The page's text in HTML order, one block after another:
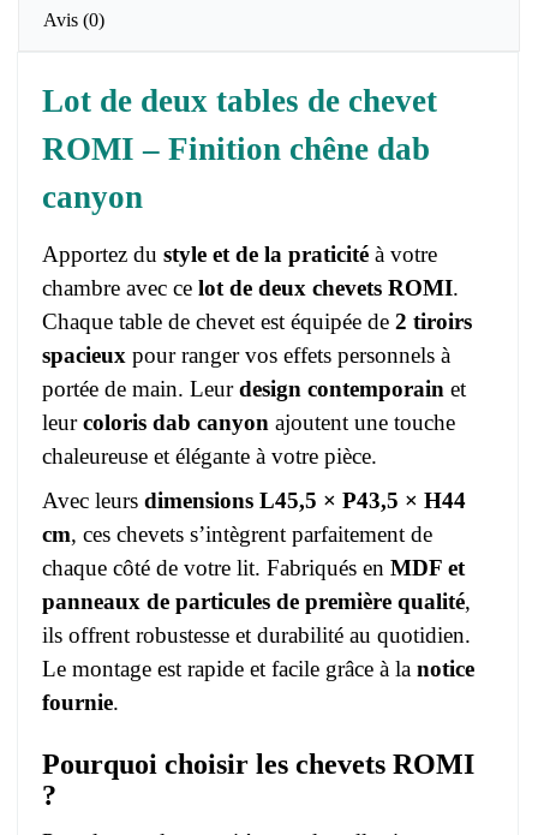
Avis (0)
Lot de deux tables de chevet
ROMI – Finition chêne dab
canyon
Apportez du style et de la praticité à votre
chambre avec ce lot de deux chevets ROMI.
Chaque table de chevet est équipée de 2 tiroirs
spacieux pour ranger vos effets personnels à
portée de main. Leurdesign contemporain et
leurcoloris dab canyon ajoutent une touche
chaleureuse et élégante à votre pièce.
Avec leurs dimensions L45,5 × P43,5 × H44
cm, ces chevets s’intègrent parfaitement de
chaque côté de votre lit. Fabriqués en MDF et
panneaux de particules de première qualité,
ils offrent robustesse et durabilité au quotidien.
Le montage est rapide et facile grâce à la notice
fournie.
Pourquoi choisir les chevets ROMI
?